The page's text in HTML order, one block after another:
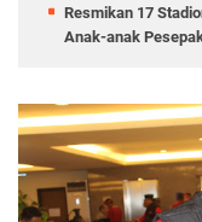
Resmikan 17
Anak-anak